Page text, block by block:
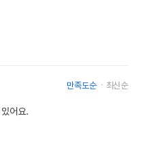
만족도순 최신순
어요.